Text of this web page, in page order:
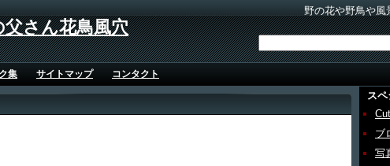
野の花や野鳥や風
さん花鳥風穴
集 サイトマップ コンタクト
ス
ブ
写